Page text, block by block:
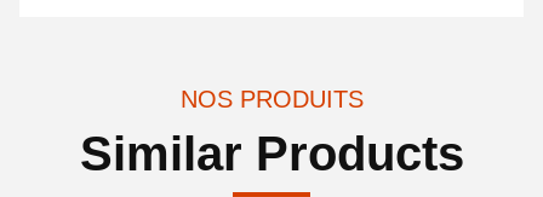
NOS PRODUITS
Similar Products